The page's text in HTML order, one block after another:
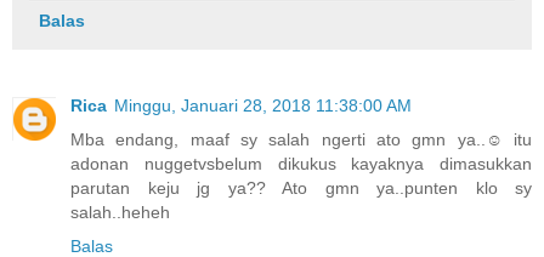
Balas
Rica Minggu, Januari 28, 2018 11:38:00 AM
Mba endang, maaf sy salah ngerti ato gmn ya..☺ itu
adonan nuggetvsbelum dikukus kayaknya dimasukkan
parutan keju jg ya?? Ato gmn ya..punten klo sy
salah..heheh
Balas